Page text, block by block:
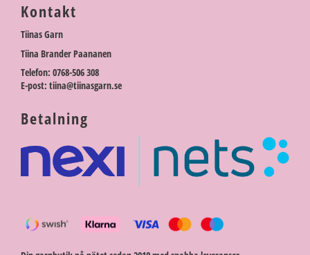
Kontakt
Tiinas Garn
Tiina Brander Paananen
Telefon: 0768-506 308
E-post: tiina@tiinasgarn.se
Betalning